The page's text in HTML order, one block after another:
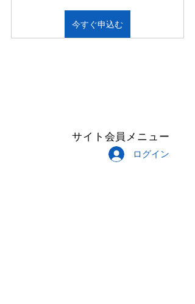
今すぐ申込む
サイト会員メニュー
ログイン